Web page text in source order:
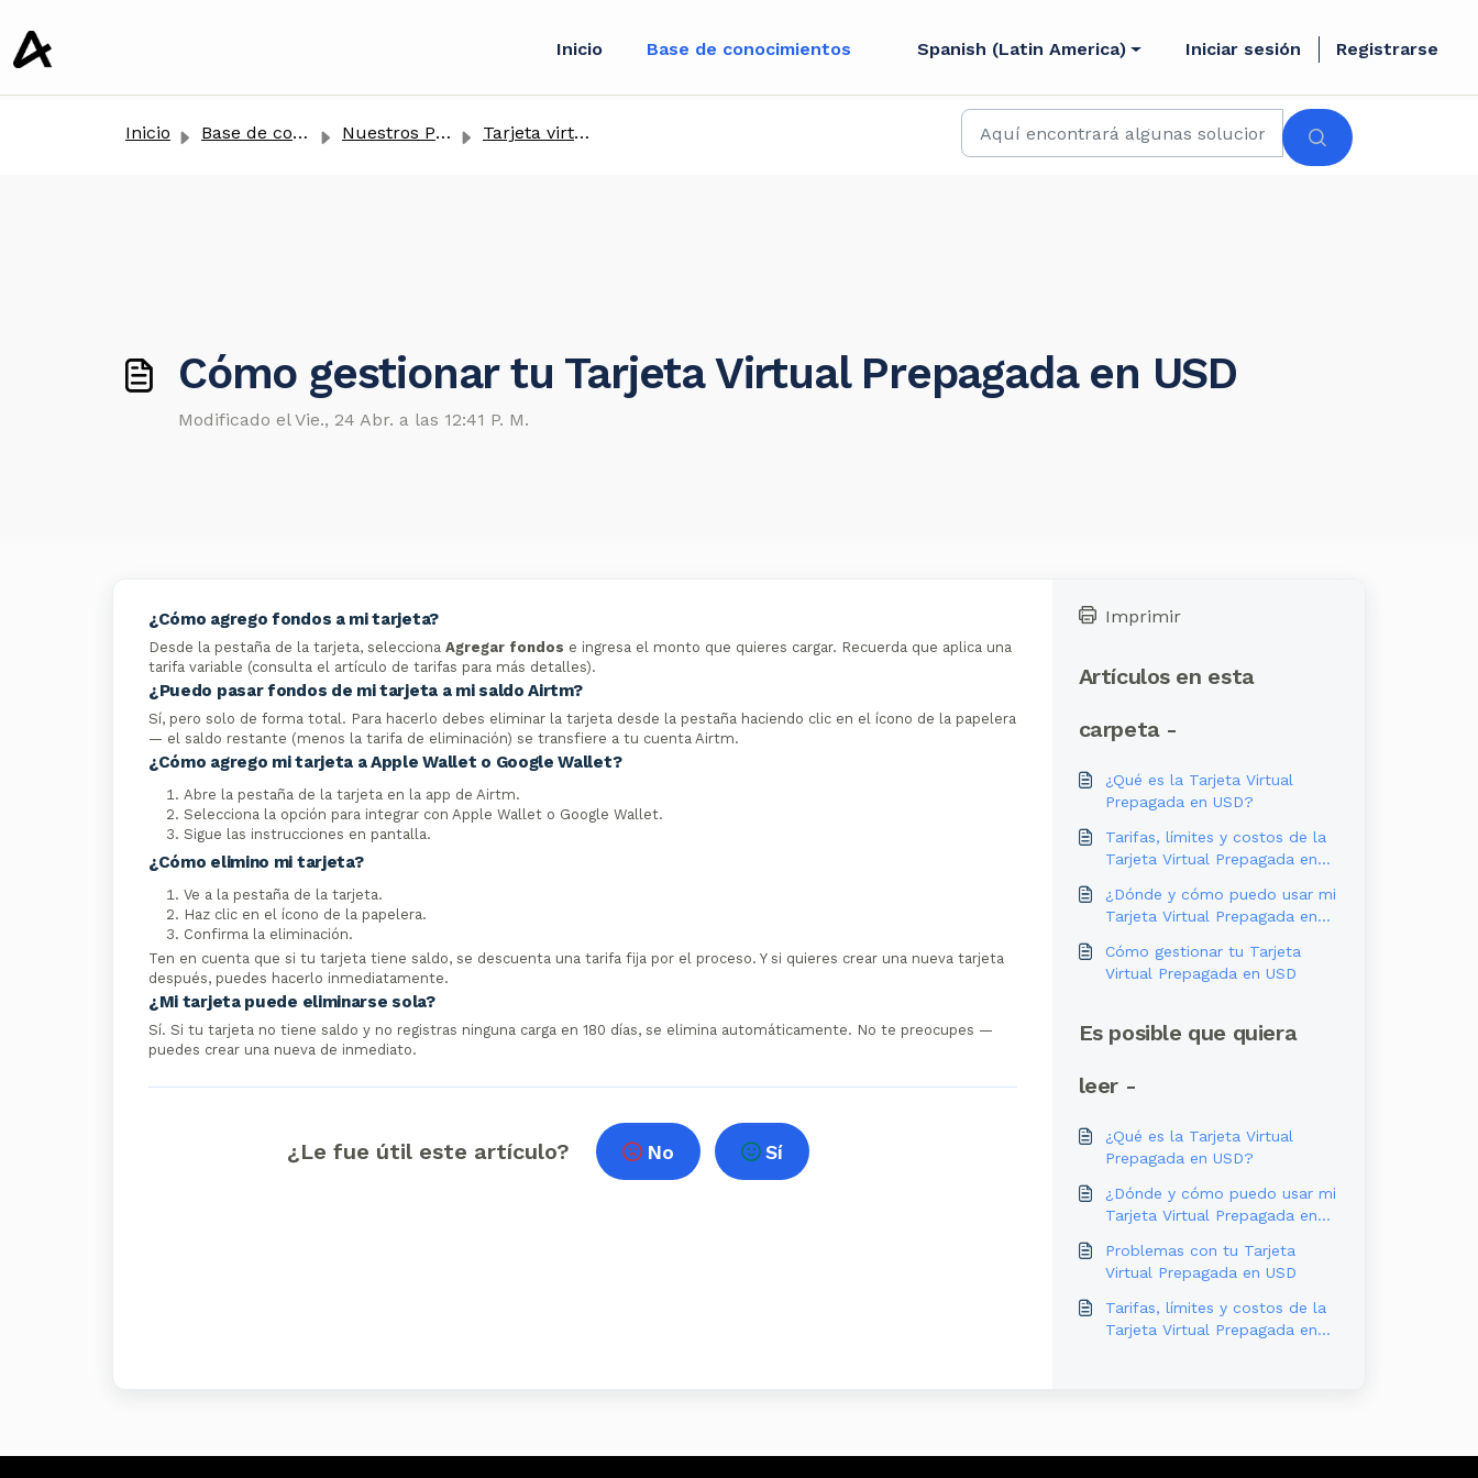
Inicio Base de conocimientos Spanish (Latin America) Iniciar sesión Registrarse
Inicio Base de conocimientos Nuestros Productos Tarjeta virtual en USD
Cómo gestionar tu Tarjeta Virtual Prepagada en USD
Modificado el Vie., 24 Abr. a las 12:41 P. M.
¿Cómo agrego fondos a mi tarjeta?
Desde la pestaña de la tarjeta, selecciona Agregar fondos e ingresa el monto que quieres cargar. Recuerda que aplica una
tarifa variable (consulta el artículo de tarifas para más detalles).
¿Puedo pasar fondos de mi tarjeta a mi saldo Airtm?
Sí, pero solo de forma total. Para hacerlo debes eliminar la tarjeta desde la pestaña haciendo clic en el ícono de la papelera
— el saldo restante (menos la tarifa de eliminación) se transfiere a tu cuenta Airtm.
¿Cómo agrego mi tarjeta a Apple Wallet o Google Wallet?
Abre la pestaña de la tarjeta en la app de Airtm.
Selecciona la opción para integrar con Apple Wallet o Google Wallet.
Sigue las instrucciones en pantalla.
¿Cómo elimino mi tarjeta?
Ve a la pestaña de la tarjeta.
Haz clic en el ícono de la papelera.
Confirma la eliminación.
Ten en cuenta que si tu tarjeta tiene saldo, se descuenta una tarifa fija por el proceso. Y si quieres crear una nueva tarjeta
después, puedes hacerlo inmediatamente.
¿Mi tarjeta puede eliminarse sola?
Sí. Si tu tarjeta no tiene saldo y no registras ninguna carga en 180 días, se elimina automáticamente. No te preocupes —
puedes crear una nueva de inmediato.
¿Le fue útil este artículo? No Sí
Imprimir
Artículos en esta
carpeta -
¿Qué es la Tarjeta Virtual
Prepagada en USD?
Tarifas, límites y costos de la
Tarjeta Virtual Prepagada en
¿Dónde y cómo puedo usar mi
Tarjeta Virtual Prepagada en
Cómo gestionar tu Tarjeta
Virtual Prepagada en USD
Es posible que quiera
leer -
¿Qué es la Tarjeta Virtual
Prepagada en USD?
¿Dónde y cómo puedo usar mi
Tarjeta Virtual Prepagada en
Problemas con tu Tarjeta
Virtual Prepagada en USD
Tarifas, límites y costos de la
Tarjeta Virtual Prepagada en